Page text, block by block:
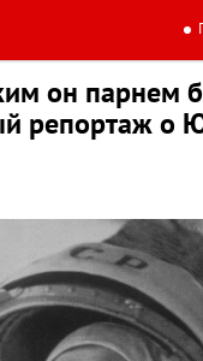
он парнем
репортаж о